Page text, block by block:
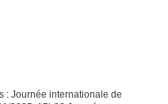
: Journée internationale de